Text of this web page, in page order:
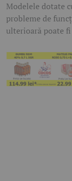
Modelele dotate
probleme de
ulterioară poate